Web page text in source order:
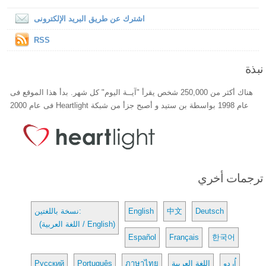
اشترك عن طريق البريد الإلكترونى
RSS
نبذة
هناك أكثر من 250,000 شخص يقرأ "آيــة اليوم" كل شهر. بدأ هذا الموقع فى
عام 1998 بواسطة بن ستيد و أصبح جزأ من شبكة Heartlight فى عام 2000
ترجمات أخري
نسخة باللغتين:
(اللغة العربية / English)
English 中文 Deutsch
Español Français 한국어
Русский Português ภาษาไทย اللغة العربية اُردو